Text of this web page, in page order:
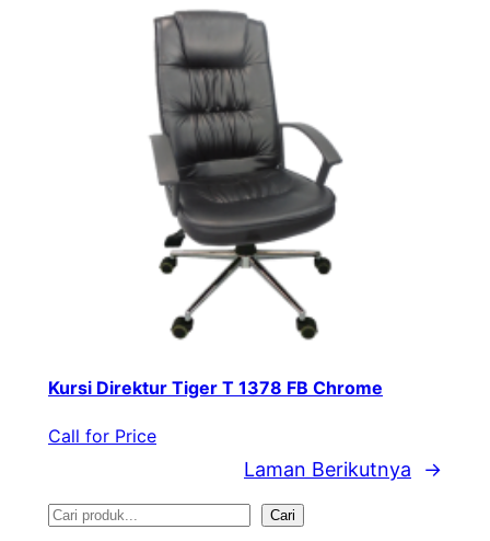
Kursi Direktur Tiger T 1378 FB Chrome
Call for Price
Laman Berikutnya →
S
Cari